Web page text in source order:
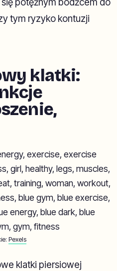
tym ryzyko kontuzji
klatki:
Pexels
klatki piersiowej